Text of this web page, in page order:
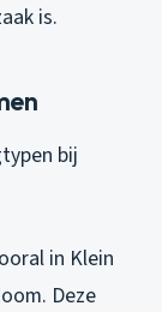
is.
bij
in Klein
Deze